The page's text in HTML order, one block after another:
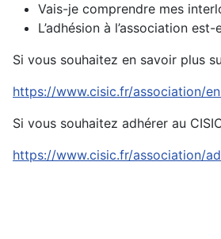
Vais-je comprendre mes
L’adhésion à l’association
Si vous souhaitez en savoir plus
https://www.cisic.fr/association/
Si vous souhaitez adhérer au
https://www.cisic.fr/association/